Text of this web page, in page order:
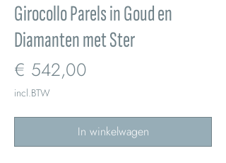
Girocollo Parels in Goud en
Diamanten met Ster
€ 542,00
incl.BTW
In winkelwagen